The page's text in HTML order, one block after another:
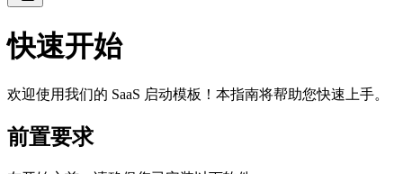
快速开始
欢迎使用我们的 SaaS 启动模板！本指南将帮助您快速上手。
前置要求